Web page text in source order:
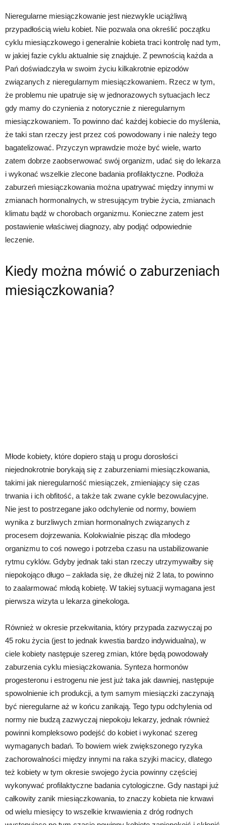
Nieregularne miesiączkowanie jest niezwykle uciążliwą
przypadłością wielu kobiet. Nie pozwala ona określić początku
cyklu miesiączkowego i generalnie kobieta traci kontrolę nad tym,
w jakiej fazie cyklu aktualnie się znajduje. Z pewnością każda a
Pań doświadczyła w swoim życiu kilkakrotnie epizodów
związanych z nieregularnym miesiączkowaniem. Rzecz w tym,
że problemu nie upatruje się w jednorazowych sytuacjach lecz
gdy mamy do czynienia z notorycznie z nieregularnym
miesiączkowaniem. To powinno dać każdej kobiecie do myślenia,
że taki stan rzeczy jest przez coś powodowany i nie należy tego
bagatelizować. Przyczyn wprawdzie może być wiele, warto
zatem dobrze zaobserwować swój organizm, udać się do lekarza
i wykonać wszelkie zlecone badania profilaktyczne. Podłoża
zaburzeń miesiączkowania można upatrywać między innymi w
zmianach hormonalnych, w stresującym trybie życia, zmianach
klimatu bądź w chorobach organizmu. Konieczne zatem jest
postawienie właściwej diagnozy, aby podjąć odpowiednie
leczenie.
Kiedy można mówić o zaburzeniach
miesiączkowania?
Młode kobiety, które dopiero stają u progu dorosłości
niejednokrotnie borykają się z zaburzeniami miesiączkowania,
takimi jak nieregularność miesiączek, zmieniający się czas
trwania i ich obfitość, a także tak zwane cykle bezowulacyjne.
Nie jest to postrzegane jako odchylenie od normy, bowiem
wynika z burzliwych zmian hormonalnych związanych z
procesem dojrzewania. Kolokwialnie pisząc dla młodego
organizmu to coś nowego i potrzeba czasu na ustabilizowanie
rytmu cyklów. Gdyby jednak taki stan rzeczy utrzymywałby się
niepokojąco długo – zakłada się, że dłużej niż 2 lata, to powinno
to zaalarmować młodą kobietę. W takiej sytuacji wymagana jest
pierwsza wizyta u lekarza ginekologa.
Również w okresie przekwitania, który przypada zazwyczaj po
45 roku życia (jest to jednak kwestia bardzo indywidualna), w
ciele kobiety następuje szereg zmian, które będą powodowały
zaburzenia cyklu miesiączkowania. Synteza hormonów
progesteronu i estrogenu nie jest już taka jak dawniej, następuje
spowolnienie ich produkcji, a tym samym miesiączki zaczynają
być nieregularne aż w końcu zanikają. Tego typu odchylenia od
normy nie budzą zazwyczaj niepokoju lekarzy, jednak również
powinni kompleksowo podejść do kobiet i wykonać szereg
wymaganych badań. To bowiem wiek zwiększonego ryzyka
zachorowalności między innymi na raka szyjki macicy, dlatego
też kobiety w tym okresie swojego życia powinny częściej
wykonywać profilaktyczne badania cytologiczne. Gdy nastąpi już
całkowity zanik miesiączkowania, to znaczy kobieta nie krwawi
od wielu miesięcy to wszelkie krwawienia z dróg rodnych